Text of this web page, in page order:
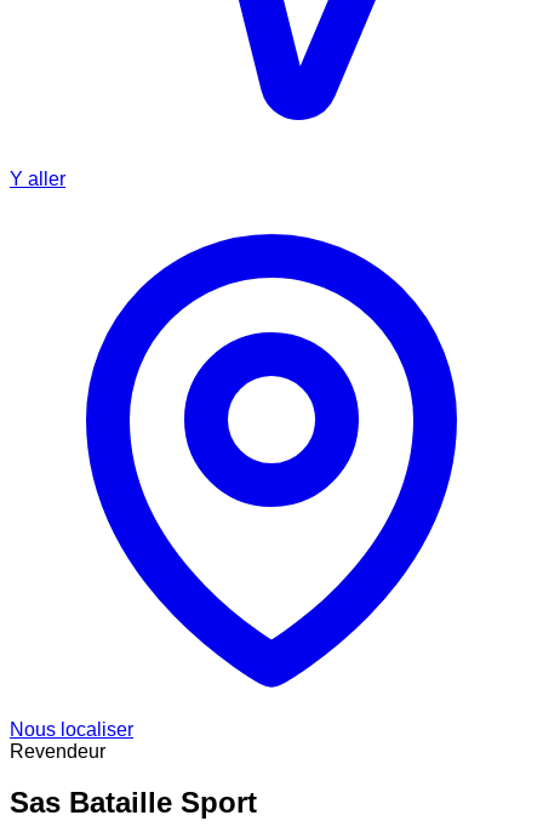
Y aller
Nous localiser
Revendeur
Sas Bataille Sport